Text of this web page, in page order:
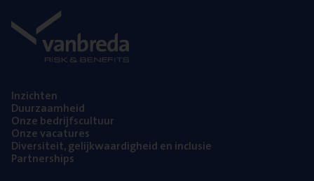
Inzich­ten
Duur­zaam­heid
Onze bedrijfs­cul­tuur
Onze vaca­tu­res
Diver­si­teit, gelijk­waar­dig­heid en inclusie
Part­ner­ships